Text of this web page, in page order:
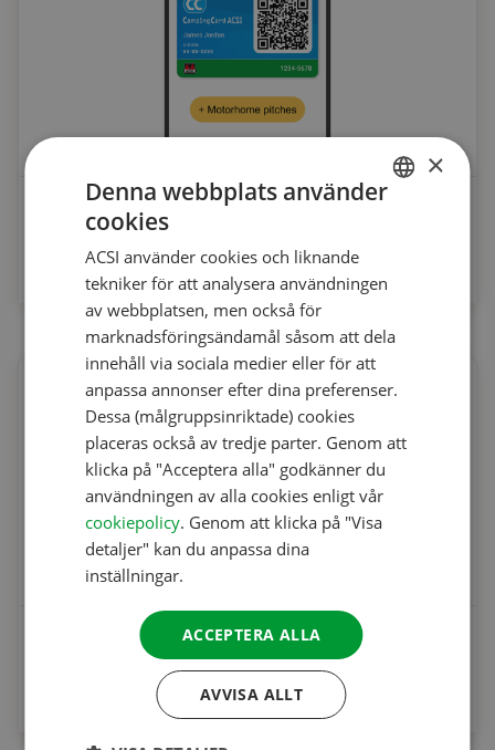
CampingCard ACSI Digitalt & Husbilsställplatser
27.95 €
CampingCard ACSI
GERMAN
ITALIAN
SPANISH
SWEDISH
×
Denna webbplats använder
cookies
ACSI använder cookies och liknande
tekniker för att analysera användningen
av webbplatsen, men också för
marknadsföringsändamål såsom att dela
innehåll via sociala medier eller för att
anpassa annonser efter dina preferenser.
Dessa (målgruppsinriktade) cookies
placeras också av tredje parter. Genom att
klicka på "Acceptera alla" godkänner du
användningen av alla cookies enligt vår
cookiepolicy. Genom att klicka på "Visa
detaljer" kan du anpassa dina
inställningar.
ACCEPTERA ALLA
AVVISA ALLT